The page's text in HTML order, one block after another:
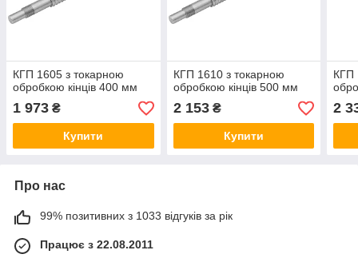
КГП 1605 з токарною
обробкою кінців 400 мм
1 973 ₴
Купити
КГП 1610 з токарною
обробкою кінців 500 мм
2 153₴
Купити
КГП
2
Про нас
99% позитивних з 1033 відгуків за рік
Працює з 22.08.2011